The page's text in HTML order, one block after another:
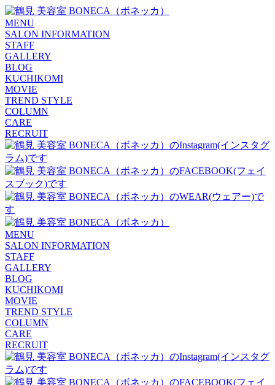
MENU
SALON INFORMATION
STAFF
GALLERY
BLOG
KUCHIKOMI
MOVIE
TREND STYLE
COLUMN
CARE
RECRUIT
MENU
SALON INFORMATION
STAFF
GALLERY
BLOG
KUCHIKOMI
MOVIE
TREND STYLE
COLUMN
CARE
RECRUIT